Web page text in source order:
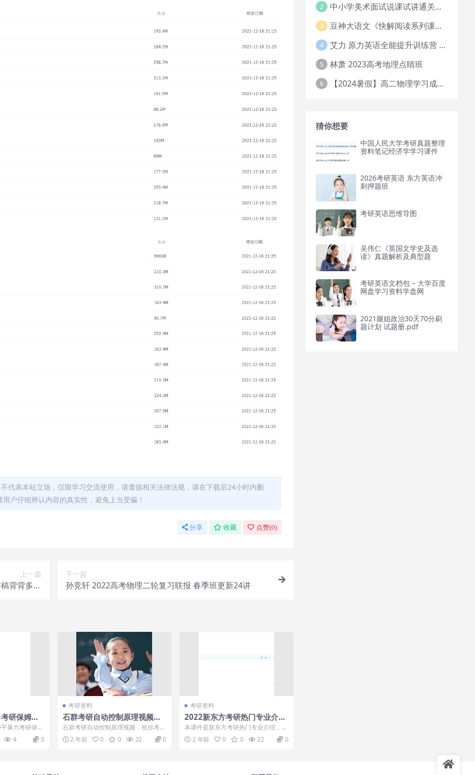
代表本站立场，仅限学习交流使用，请遵循相关法律法规，请在下载后24小时内删
户仔细辨认内容的真实性，避免上当受骗！
分享 收藏 点赞(0)
上一篇
背背多练
下一篇
孙竞轩 2022高考物理二轮复习联报 春季班更新24讲
研保姆班
暴力考研保姆
资深考研英语
4 0
考研资料
石群考研自动控制原理视频，
祝你考研成功 flv
石群考研自动控制原理视频，祝你考研
成功 flv[百度云网盘] 考研自动化，看
石群...2 年前 0 0 22 0
考研资料
2022新东方考研热门专业介绍
备考指导实战指南制定未来规
划
本课件是新东方考研热门专业介绍，内
容很全面，讲解了考研怎样备考怎么制
定计划，有想...
2 年前 0 0 22 0
2 中小学美术面试说课试讲通关班14讲（辅助资料第一套）
3 豆神大语文《快解阅读系列课教程完整》
4 艾力 原力英语全能提升训练营 151G网课大合集
5 林萧 2023高考地理点睛班
6 【2024暑假】高二物理学习成长与规划系统1期
猜你想要
中国人民大学考研真题整理
资料笔记经济学学习课件
2026考研英语 东方英语冲
刺押题班
考研英语思维导图
吴伟仁《英国文学史及选
读》真题解析及典型题
考研英语文档包 – 大学百度
网盘学习资料学盘网
2021腿姐政治30天70分刷
题计划 试题册.pdf